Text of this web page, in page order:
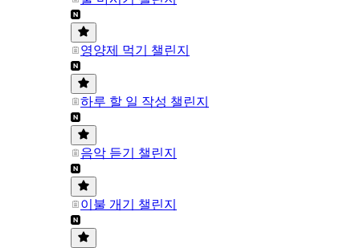
영양제 먹기 챌린지
하루 할 일 작성 챌린지
음악 듣기 챌린지
이불 개기 챌린지